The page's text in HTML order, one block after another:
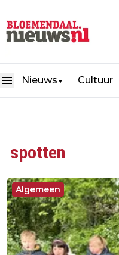
Nieuws ▼ Cultuur
spotten
Algemeen